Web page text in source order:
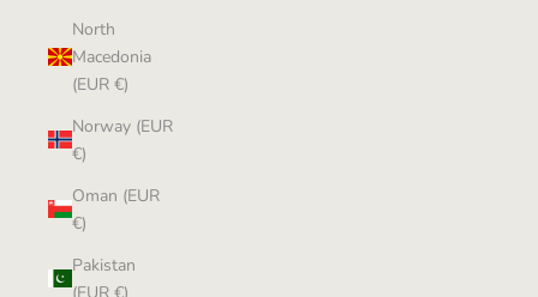
North
Macedonia
(EUR €)
Norway (EUR
€)
Oman (EUR
€)
Pakistan